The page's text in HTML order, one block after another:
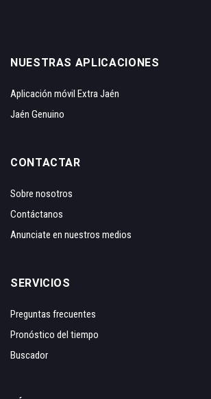
NUESTRAS APLICACIONES
Aplicación móvil Extra Jaén
Jaén Genuino
CONTACTAR
Sobre nosotros
Contáctanos
Anunciate en nuestros medios
SERVICIOS
Preguntas frecuentes
Pronóstico del tiempo
Buscador